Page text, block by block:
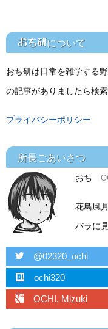
おち研について
おち研は日常を雑学する
の記事がありましたら検
プライバシーポリシー
所長ごあいさつ
おち
花鳥風
バラに
twitter @02320_ochi
hatebu ochi320
googleplus OCHI, Mizuki